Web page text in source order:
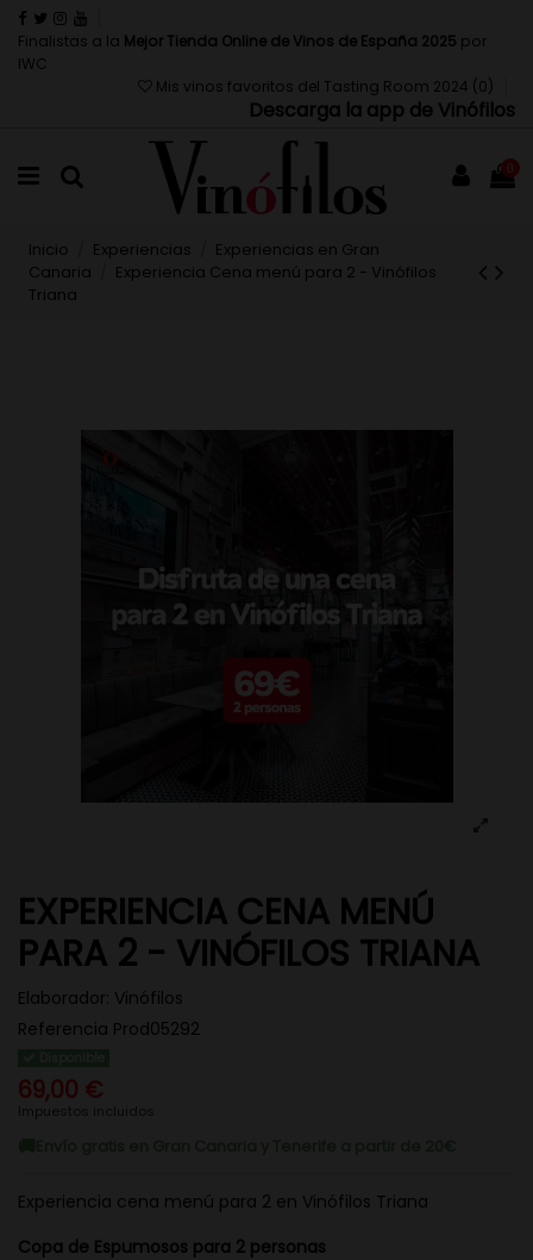
Finalistas a la Mejor Tienda Online de Vinos de España 2025 por
IWC
Mis vinos favoritos del Tasting Room 2024 (0 )
Descarga la app de Vinófilos
0
Inicio Experiencias
Experiencias en Gran
Canaria
Experiencia Cena menú para 2 - Vinófilos
Triana
EXPERIENCIA CENA MENÚ
PARA 2 - VINÓFILOS TRIANA
Elaborador: Vinófilos
Referencia Prod05292
69,00 €
Impuestos incluidos
Experiencia cena menú para 2 en Vinófilos Triana
Copa de Espumosos para 2 personas